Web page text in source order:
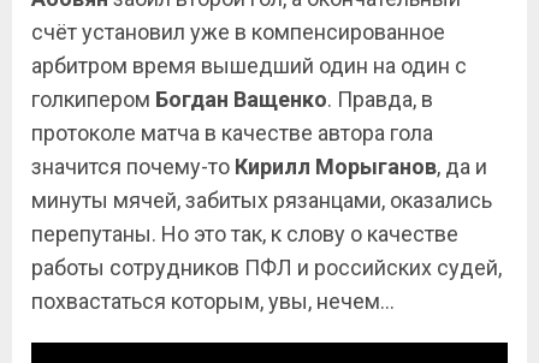
счёт установил уже в компенсированное
арбитром время вышедший один на один с
голкипером Богдан Ващенко. Правда, в
протоколе матча в качестве автора гола
значится почему-то Кирилл Морыганов, да и
минуты мячей, забитых рязанцами, оказались
перепутаны. Но это так, к слову о качестве
работы сотрудников ПФЛ и российских судей,
похвастаться которым, увы, нечем…